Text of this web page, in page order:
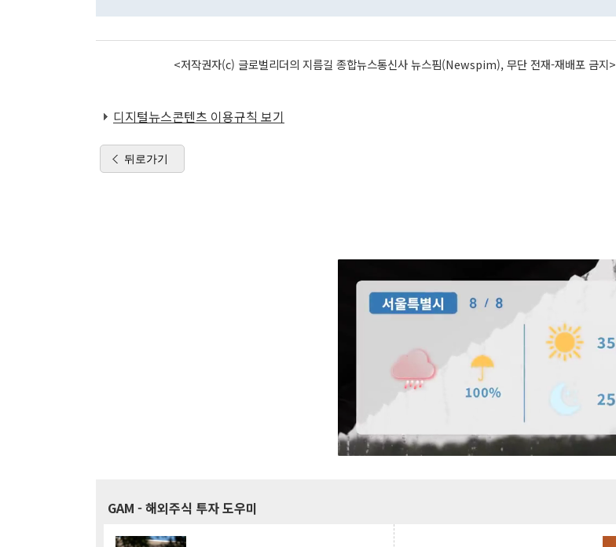
<저작권자(c) 글로벌리더의 지름길 종합뉴스통신사 뉴스핌(Newspim), 무단 전재-재배포 금지>
디지털뉴스콘텐츠 이용규칙 보기
뒤로가기
GAM - 해외주식 투자 도우미